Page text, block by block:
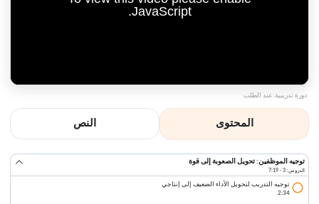
JavaScript.
دورة تدريبية: عند الطلب
المحتوى النص
توجيه الموظفين: تحويل الصعوبة إلى قوة
الدروس: 3 · 7:19
توجيه التدريب لتحويل الأداء الضعيف إلى إنتاجي
2:34